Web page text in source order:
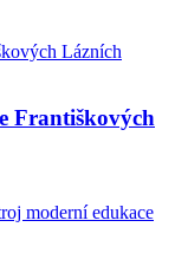
Františkových